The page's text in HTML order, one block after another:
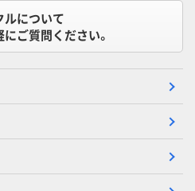
ルについて
にご質問ください。